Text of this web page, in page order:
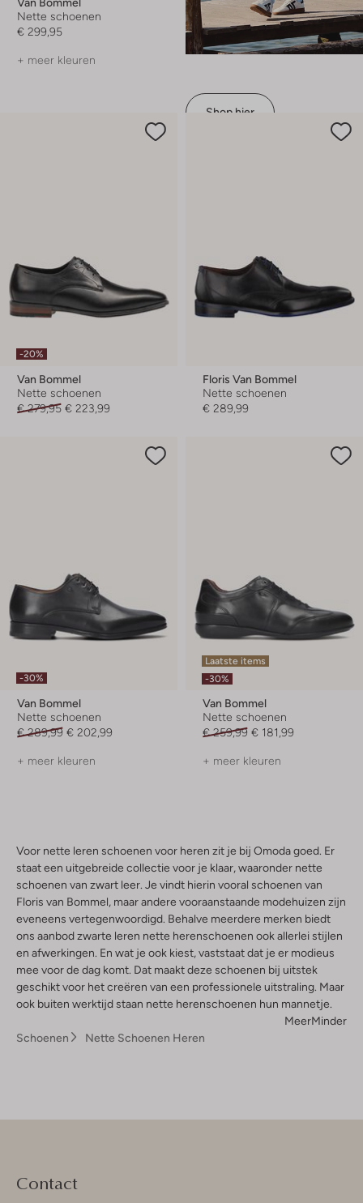
Nette schoenen
€ 299,95
+ meer kleuren
Shop hier
-20%
Van Bommel
Nette schoenen
€ 279,95 € 223,99
Floris Van Bommel
Nette schoenen
€ 289,99
-30%
Van Bommel
Nette schoenen
€ 289,99 € 202,99
+ meer kleuren
Laatste items
-30%
Van Bommel
Nette schoenen
€ 259,99 € 181,99
+ meer kleuren
Voor nette leren schoenen voor heren zit je bij Omoda goed. Er
staat een uitgebreide collectie voor je klaar, waaronder nette
schoenen van zwart leer. Je vindt hierin vooral schoenen van
Floris van Bommel, maar andere vooraanstaande modehuizen zijn
eveneens vertegenwoordigd. Behalve meerdere merken biedt
ons aanbod zwarte leren nette herenschoenen ook allerlei stijlen
en afwerkingen. En wat je ook kiest, vaststaat dat je er modieus
mee voor de dag komt. Dat maakt deze schoenen bij uitstek
geschikt voor het creëren van een professionele uitstraling. Maar
ook buiten werktijd staan nette herenschoenen hun mannetje.
MeerMinder
Schoenen
Nette Schoenen Heren
Contact